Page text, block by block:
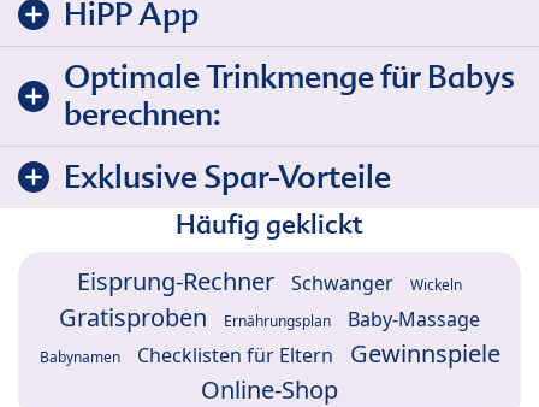
HiPP App
Optimale Trinkmenge für Babys
berechnen:
Exklusive Spar-Vorteile
Häufig geklickt
Eisprung-Rechner Schwanger Wickeln
Gratisproben Ernährungsplan Baby-Massage
Babynamen Checklisten für Eltern
Gewinnspiele
Online-Shop